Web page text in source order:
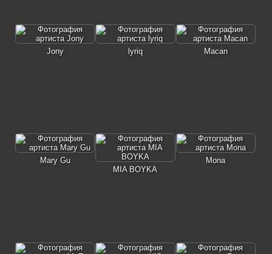
Jony lyriq Macan
Mary Gu
MIA BOYKA
Mona